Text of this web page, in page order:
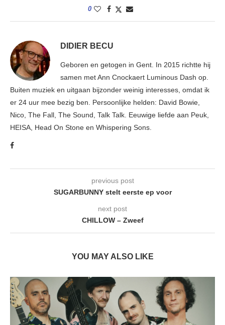
0
DIDIER BECU
Geboren en getogen in Gent. In 2015 richtte hij
samen met Ann Cnockaert Luminous Dash op.
Buiten muziek en uitgaan bijzonder weinig interesses, omdat ik
er 24 uur mee bezig ben. Persoonlijke helden: David Bowie,
Nico, The Fall, The Sound, Talk Talk. Eeuwige liefde aan Peuk,
HEISA, Head On Stone en Whispering Sons.
previous post
SUGARBUNNY stelt eerste ep voor
next post
CHILLOW – Zweef
YOU MAY ALSO LIKE